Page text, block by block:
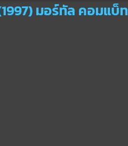
มอร์ทัล คอมแบ็